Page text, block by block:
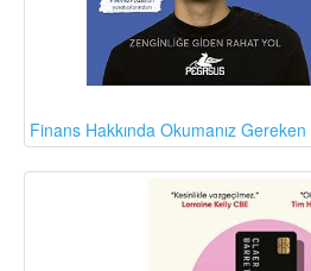
Finans Hakkında Okumanız